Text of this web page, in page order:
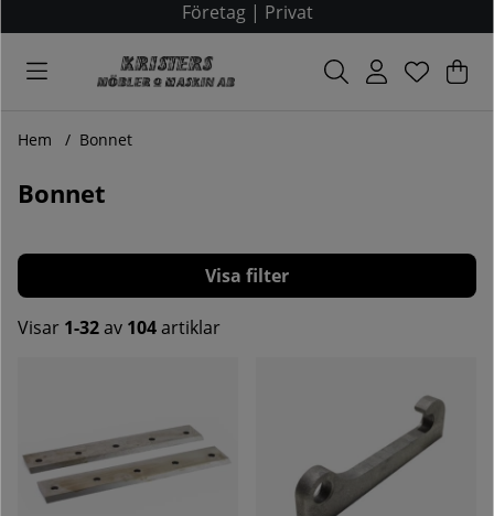
Företag| Privat
.
Hem Bonnet
Bonnet
Filtrera
Visar 1-32av 104artiklar